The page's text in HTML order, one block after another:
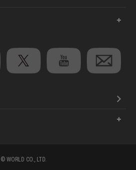
© WORLD CO., LTD.